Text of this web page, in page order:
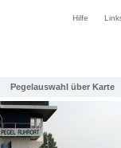
Hilfe
Pegelauswahl über Karte